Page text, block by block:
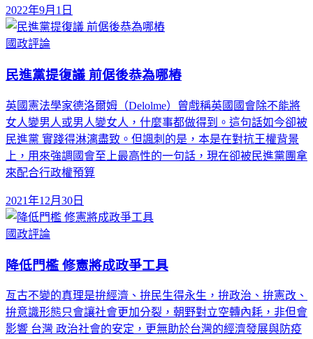
2022年9月1日
國政評論
民進黨提復議 前倨後恭為哪樁
英國憲法學家德洛爾姆（Delolme）曾戲稱英國國會除不能將
女人變男人或男人變女人，什麼事都做得到。這句話如今卻被
民進黨 實踐得淋漓盡致。但諷刺的是，本是在對抗王權背景
上，用來強調國會至上最高性的一句話，現在卻被民進黨團拿
來配合行政權預算
2021年12月30日
國政評論
降低門檻 修憲將成政爭工具
亙古不變的真理是拚經濟、拚民生得永生，拚政治、拚憲改、
拚意識形態只會讓社會更加分裂，朝野對立空轉內耗，非但會
影響 台灣 政治社會的安定，更無助於台灣的經濟發展與防疫